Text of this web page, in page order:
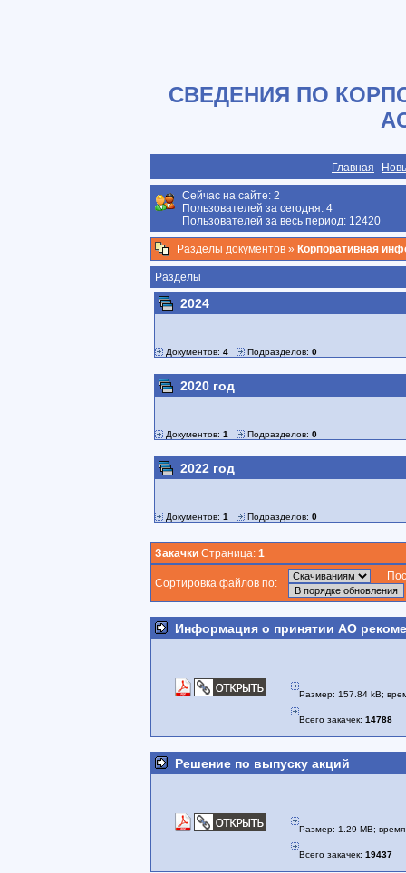
СВЕДЕНИЯ ПО
Главная
Сейчас на сайте: 2
Пользователей за сегодня: 4
Пользователей за весь период: 12420
Разделы документов» Корпоративная
Разделы
2024
Документов: 4 Подразделов: 0
2020 год
Документов: 1 Подразделов: 0
2022 год
Документов: 1 Подразделов: 0
ЗакачкиСтраница: 1
Сортировка файлов по:
Информация о принятии АО
Размер: 157.84 kB;
Всего закачек: 14788
Решение по выпуску акций
Размер: 1.29 MB; время
Всего закачек: 19437